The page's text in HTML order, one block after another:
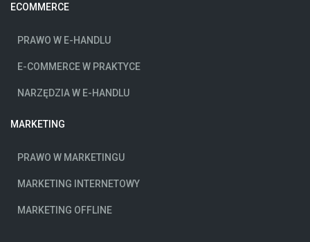
ECOMMERCE
PRAWO W E-HANDLU
E-COMMERCE W PRAKTYCE
NARZĘDZIA W E-HANDLU
MARKETING
PRAWO W MARKETINGU
MARKETING INTERNETOWY
MARKETING OFFLINE